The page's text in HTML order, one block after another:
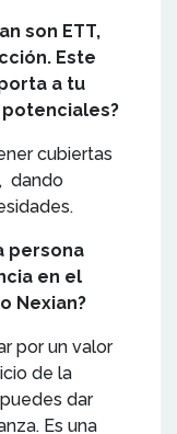
son ETT,
Este
a tu
cubiertas
dando
persona
en el
Nexian?
por un valor
de la
dar
Es una